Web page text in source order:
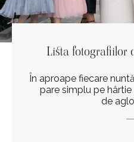
Lista fotografiilor
În aproape fiecare
pare simplu pe
de